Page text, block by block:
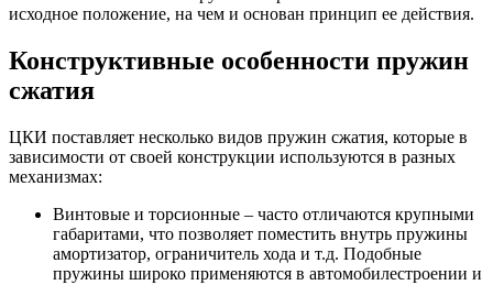
исходное положение, на чем и основан принцип ее действия.
Конструктивные особенности пружин
сжатия
ЦКИ поставляет несколько видов пружин сжатия, которые в
зависимости от своей конструкции используются в разных
механизмах:
Винтовые и торсионные – часто отличаются крупными
габаритами, что позволяет поместить внутрь пружины
амортизатор, ограничитель хода и т.д. Подобные
пружины широко применяются в автомобилестроении и